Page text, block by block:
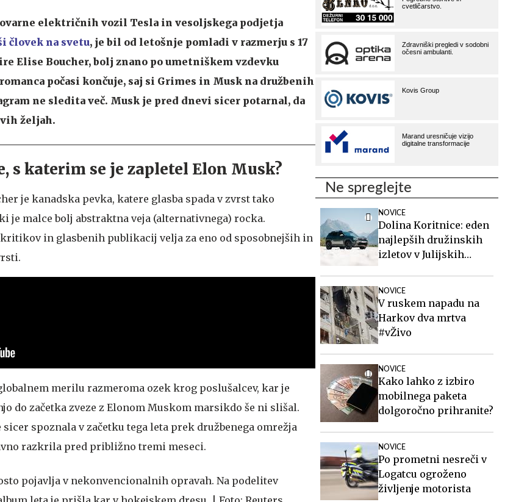
električnih vozil Tesla in vesoljskega podjetja
človek na svetu, je bil od letošnje pomladi v razmerju s 17
Elise Boucher, bolj znano po umetniškem vzdevku
počasi končuje, saj si Grimes in Musk na družbenih
ne sledita več. Musk je pred dnevi sicer potarnal, da
željah.
s katerim se je zapletel Elon Musk?
je kanadska pevka, katere glasba spada v zvrst tako
je malce bolj abstraktna veja (alternativnega) rocka.
in glasbenih publikacij velja za eno od sposobnejših in
merilu razmeroma ozek krog poslušalcev, kar je
do začetka zveze z Elonom Muskom marsikdo še ni slišal.
spoznala v začetku tega leta prek družbenega omrežja
razkrila pred približno tremi meseci.
Ne spreglejte
NOVICE
Dolina Koritnice: eden
najlepših družinskih
izletov v Julijskih
NOVICE
V ruskem napadu na
Harkov dva mrtva
#vŽivo
NOVICE
Kako lahko z izbiro
mobilnega paketa
dolgoročno prihranite?
NOVICE
Po prometni nesreči v
Logatcu ogroženo
življenje motorista